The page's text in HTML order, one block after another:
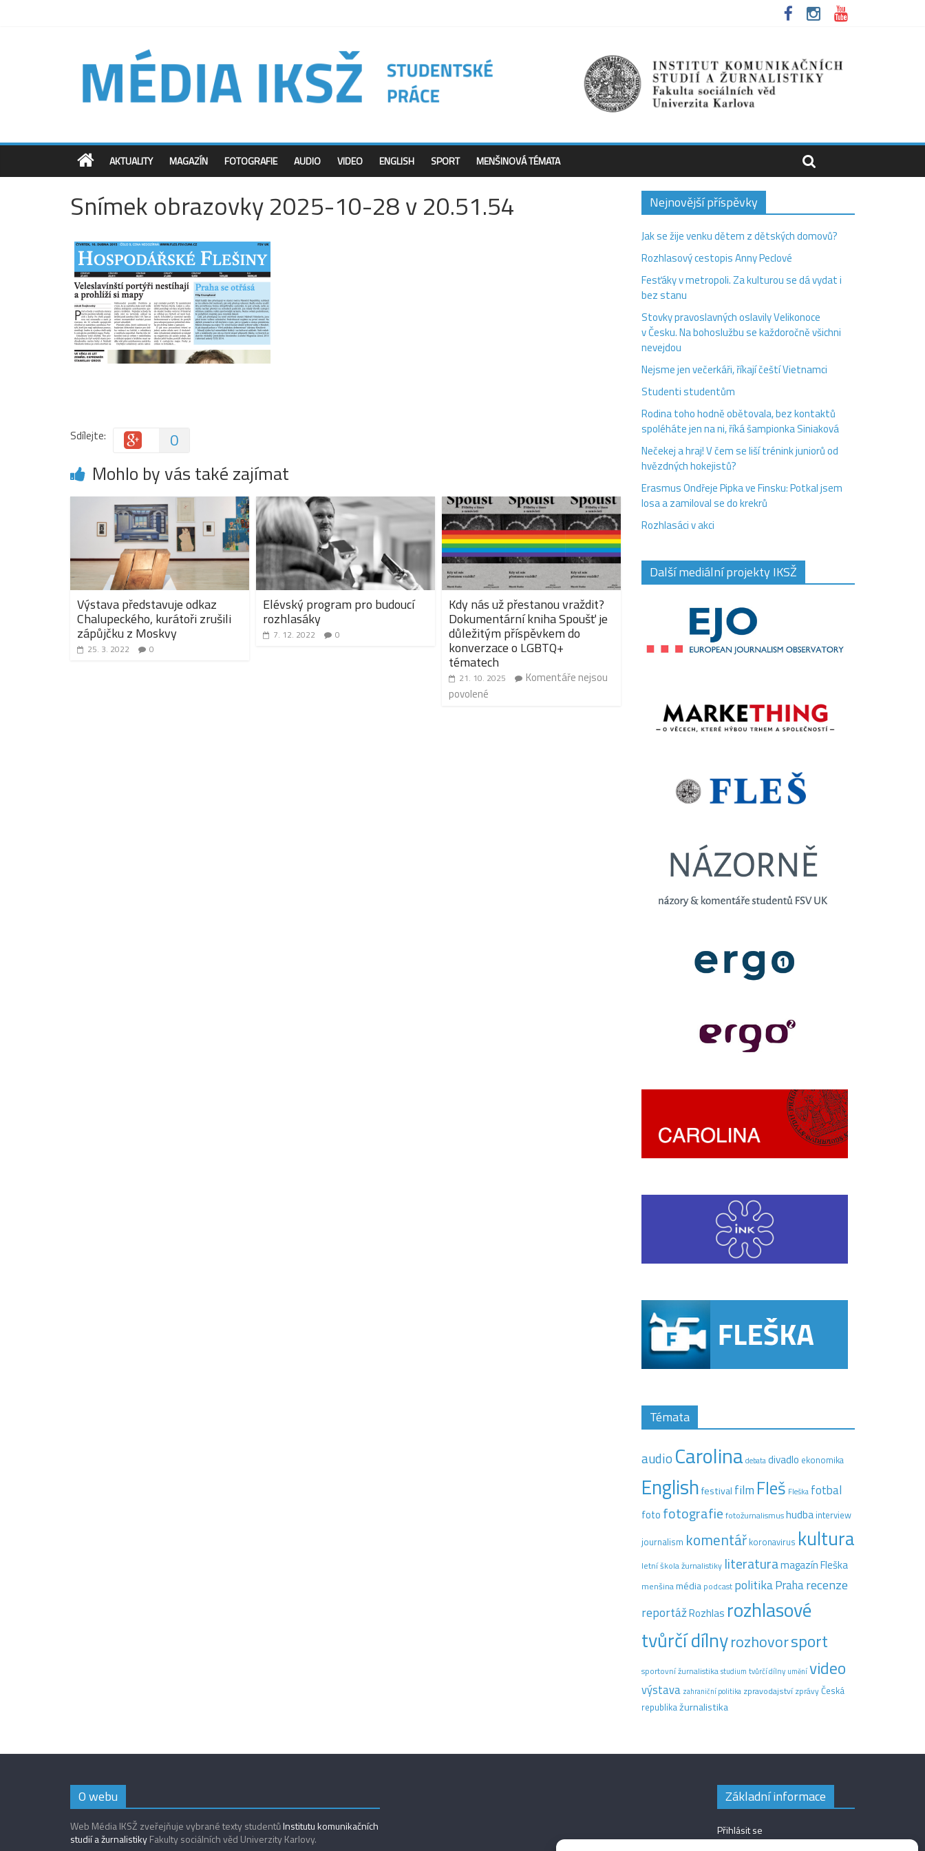
AKTUALITY MAGAZÍN FOTOGRAFIE AUDIO VIDEO ENGLISH SPORT MENŠINOVÁ TÉMATA
Snímek obrazovky 2025-10-28 v 20.51.54
Sdílejte: 0
Mohlo by vás také zajímat
Výstava představuje odkaz
Chalupeckého, kurátoři zrušili
zápůjčku z Moskvy
25. 3. 2022 0
Elévský program pro budoucí
rozhlasáky
7. 12. 2022 0
Kdy nás už přestanou vraždit?
Dokumentární kniha Spoušť je
důležitým příspěvkem do
konverzace o LGBTQ+
tématech
21. 10. 2025
Komentáře nejsou
povolené
Nejnovější příspěvky
Jak se žije venku dětem z dětských domovů?
Rozhlasový cestopis Anny Peclové
Fesťáky v metropoli. Za kulturou se dá vydat i
bez stanu
Stovky pravoslavných oslavily Velikonoce
v Česku. Na bohoslužbu se každoročně všichni
nevejdou
Nejsme jen večerkáři, říkají čeští Vietnamci
Studenti studentům
Rodina toho hodně obětovala, bez kontaktů
spoléháte jen na ni, říká šampionka Siniaková
Nečekej a hraj! V čem se liší trénink juniorů od
hvězdných hokejistů?
Erasmus Ondřeje Pipka ve Finsku: Potkal jsem
losa a zamiloval se do krekrů
Rozhlasáci v akci
Další mediální projekty IKSŽ
Témata
audio Carolina debatadivadlo ekonomika
Englishfestival film Fleš Fleška fotbal
foto fotografie fotožurnalismushudba interview
journalism komentář koronavirus kultura
letní škola žurnalistiky literaturamagazín Fleška
menšinamédia podcast politikaPraharecenze
reportážRozhlas rozhlasové
tvůrčí dílnyrozhovorsport
sportovní žurnalistikastudium tvůrčí dílny uměnívideo
výstava zahraniční politika zpravodajství zprávyČeská
republikažurnalistika
O webu
Web Média IKSŽ zveřejňuje vybrané texty studentůInstitutu komunikačních
studií a žurnalistikyFakulty sociálních věd Univerzity Karlovy.
Základní informace
Přihlásit se